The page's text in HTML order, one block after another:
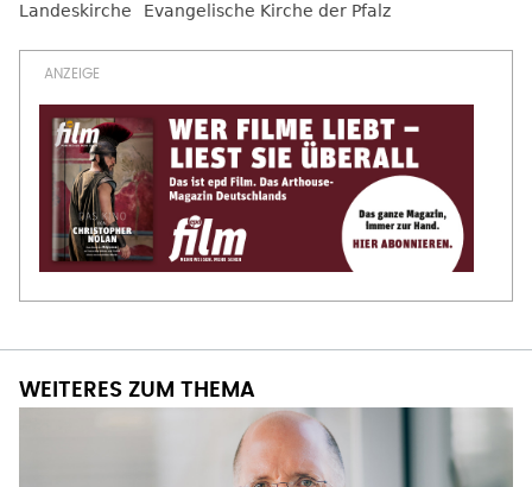
Landeskirche Evangelische Kirche der Pfalz
WEITERES ZUM THEMA